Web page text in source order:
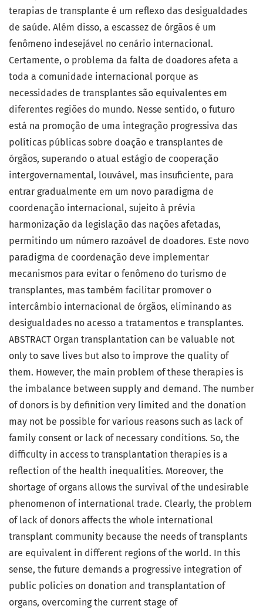
terapias de transplante é um reflexo das desigualdades
de saúde. Além disso, a escassez de órgãos é um
fenômeno indesejável no cenário internacional.
Certamente, o problema da falta de doadores afeta a
toda a comunidade internacional porque as
necessidades de transplantes são equivalentes em
diferentes regiões do mundo. Nesse sentido, o futuro
está na promoção de uma integração progressiva das
políticas públicas sobre doação e transplantes de
órgãos, superando o atual estágio de cooperação
intergovernamental, louvável, mas insuficiente, para
entrar gradualmente em um novo paradigma de
coordenação internacional, sujeito à prévia
harmonização da legislação das nações afetadas,
permitindo um número razoável de doadores. Este novo
paradigma de coordenação deve implementar
mecanismos para evitar o fenômeno do turismo de
transplantes, mas também facilitar promover o
intercâmbio internacional de órgãos, eliminando as
desigualdades no acesso a tratamentos e transplantes.
ABSTRACT Organ transplantation can be valuable not
only to save lives but also to improve the quality of
them. However, the main problem of these therapies is
the imbalance between supply and demand. The number
of donors is by definition very limited and the donation
may not be possible for various reasons such as lack of
family consent or lack of necessary conditions. So, the
difficulty in access to transplantation therapies is a
reflection of the health inequalities. Moreover, the
shortage of organs allows the survival of the undesirable
phenomenon of international trade. Clearly, the problem
of lack of donors affects the whole international
transplant community because the needs of transplants
are equivalent in different regions of the world. In this
sense, the future demands a progressive integration of
public policies on donation and transplantation of
organs, overcoming the current stage of